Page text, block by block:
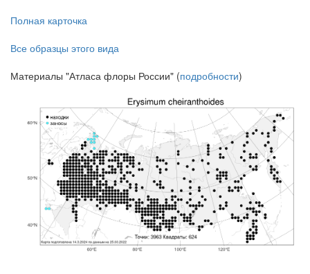
Полная карточка
Все образцы этого вида
Материалы "Атласа флоры России" (подробности)